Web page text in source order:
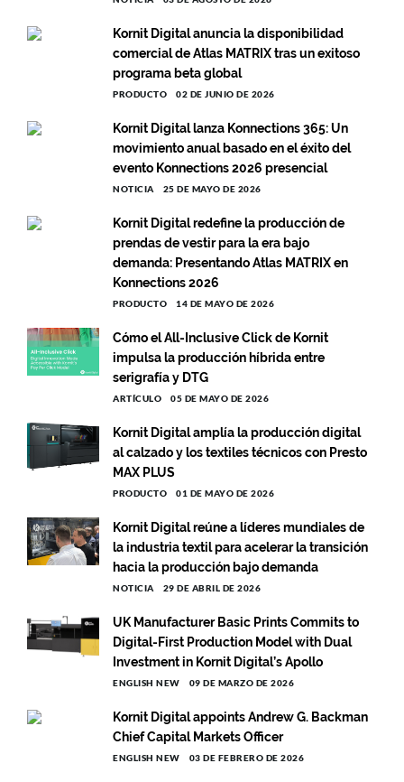
Kornit Digital anuncia la disponibilidad
comercial de Atlas MATRIX tras un exitoso
programa beta global
PRODUCTO 02 DE JUNIO DE 2026
Kornit Digital lanza Konnections 365: Un
movimiento anual basado en el éxito del
evento Konnections 2026 presencial
NOTICIA 25 DE MAYO DE 2026
Kornit Digital redefine la producción de
prendas de vestir para la era bajo
demanda: Presentando Atlas MATRIX en
Konnections 2026
PRODUCTO 14 DE MAYO DE 2026
Cómo el All-Inclusive Click de Kornit
impulsa la producción híbrida entre
serigrafía y DTG
ARTÍCULO 05 DE MAYO DE 2026
Kornit Digital amplía la producción digital
al calzado y los textiles técnicos con Presto
MAX PLUS
PRODUCTO 01 DE MAYO DE 2026
Kornit Digital reúne a líderes mundiales de
la industria textil para acelerar la transición
hacia la producción bajo demanda
NOTICIA 29 DE ABRIL DE 2026
UK Manufacturer Basic Prints Commits to
Digital-First Production Model with Dual
Investment in Kornit Digital’s Apollo
ENGLISH NEW 09 DE MARZO DE 2026
Kornit Digital appoints Andrew G. Backman
Chief Capital Markets Officer
ENGLISH NEW 03 DE FEBRERO DE 2026